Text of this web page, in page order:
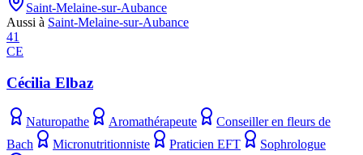
Saint-Melaine-sur-Aubance
Aussi à Saint-Melaine-sur-Aubance
41
CE
Cécilia Elbaz
Naturopathe Aromathérapeute
Conseiller en fleurs de
Bach
Micronutritionniste Praticien EFT
Sophrologue